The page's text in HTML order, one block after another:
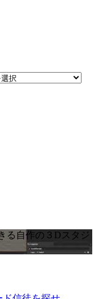
る自作の３Dスタジ